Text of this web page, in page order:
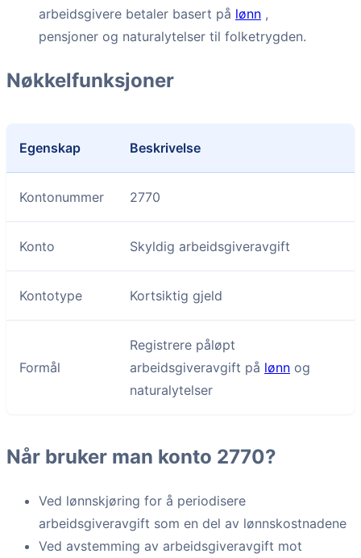
arbeidsgivere betaler basert på lønn ,
pensjoner og naturalytelser til folketrygden.
Nøkkelfunksjoner
Egenskap Beskrivelse
Kontonummer 2770
Konto Skyldig arbeidsgiveravgift
Kontotype Kortsiktig gjeld
Formål
Registrere påløpt
arbeidsgiveravgift på lønn og
naturalytelser
Når bruker man konto 2770?
Ved lønnskjøring for å periodisere
arbeidsgiveravgift som en del av lønnskostnadene
Ved avstemming av arbeidsgiveravgift mot